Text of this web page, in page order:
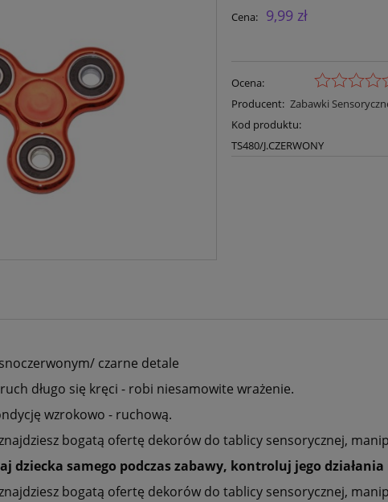
Cena: 9,99 zł
Ocena:
Producent: Zabawki
Kod produktu:
TS480/J.CZERWONY
czarne detale
długo się kręci - robi niesamowite wrażenie.
wzrokowo - ruchową.
bogatą ofertę dekorów do tablicy sensorycznej,
dziecka samego podczas zabawy, kontroluj jego
bogatą ofertę dekorów do tablicy sensorycznej,